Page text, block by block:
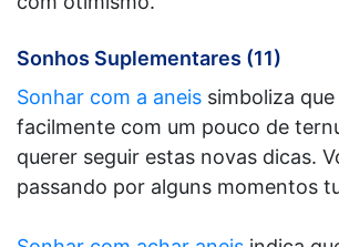
Sonhos Suplementares (11)
Sonhar com a aneis simboliza
facilmente com um pouco de
querer seguir estas novas dicas.
passando por alguns momentos